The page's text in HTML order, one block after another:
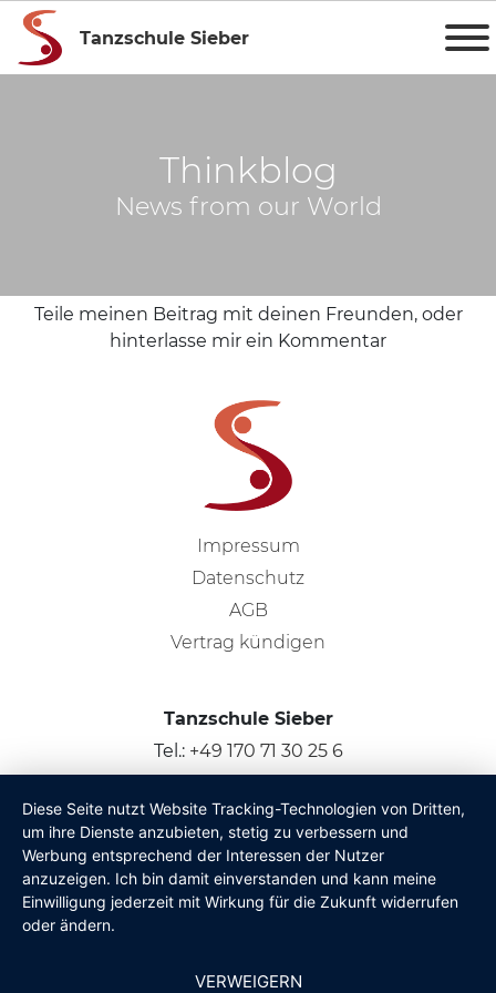
Tanzschule Sieber
Thinkblog
News from our World
Teile meinen Beitrag mit deinen Freunden, oder
hinterlasse mir ein Kommentar
Diese Seite nutzt Website Tracking-Technologien von Dritten,
um ihre Dienste anzubieten, stetig zu verbessern und
Werbung entsprechend der Interessen der Nutzer
anzuzeigen. Ich bin damit einverstanden und kann meine
Einwilligung jederzeit mit Wirkung für die Zukunft widerrufen
oder ändern.
VERWEIGERN
Impressum
Datenschutz
AGB
Vertrag kündigen
Tanzschule Sieber
Tel.: +49 170 71 30 25 6
© 2026Claus Sieber